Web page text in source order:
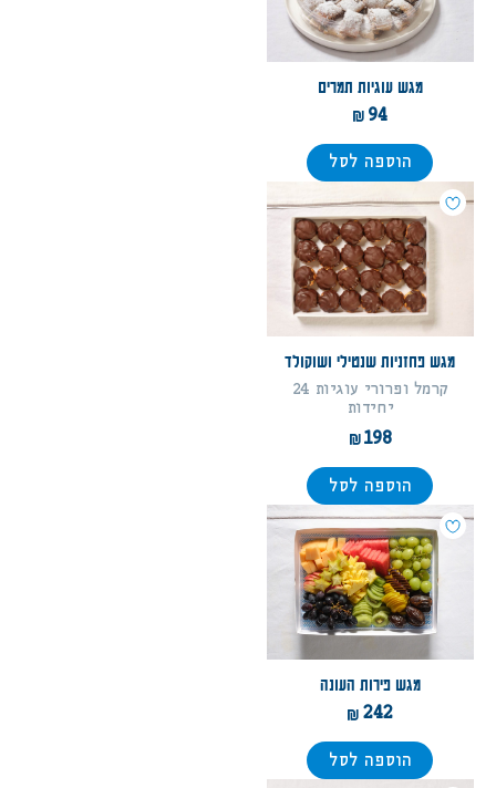
מגש עוגיות תמרים
94
הוספה לסל
מגש פחזניות שנטילי ושוקולד
קרמל ופרורי עוגיות 24
יחידות
198
הוספה לסל
מגש פירות העונה
242
הוספה לסל